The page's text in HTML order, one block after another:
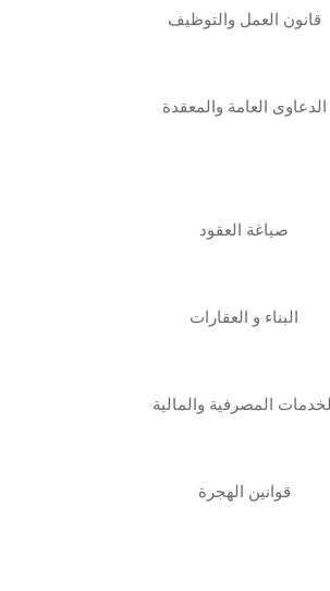
قانون العمل والتوظيف
الدعاوى العامة والمعقدة
صياغة العقود
البناء و العقارات
الخدمات المصرفية والمالية
قوانين الهجرة